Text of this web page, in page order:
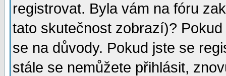
registrovat. Byla vám na fóru
tato skutečnost zobrazí)?
se na důvody. Pokud jste se
stále se nemůžete přihlásit,